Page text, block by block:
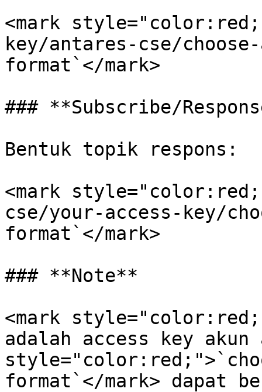
<mark
key/antares-cse/
format`</mark>
### **Subscribe/
Bentuk topik respons:
<mark
cse/your-access-key/
format`</mark>
### **Note**
<mark
adalah access key akun
format`</mark> dapat